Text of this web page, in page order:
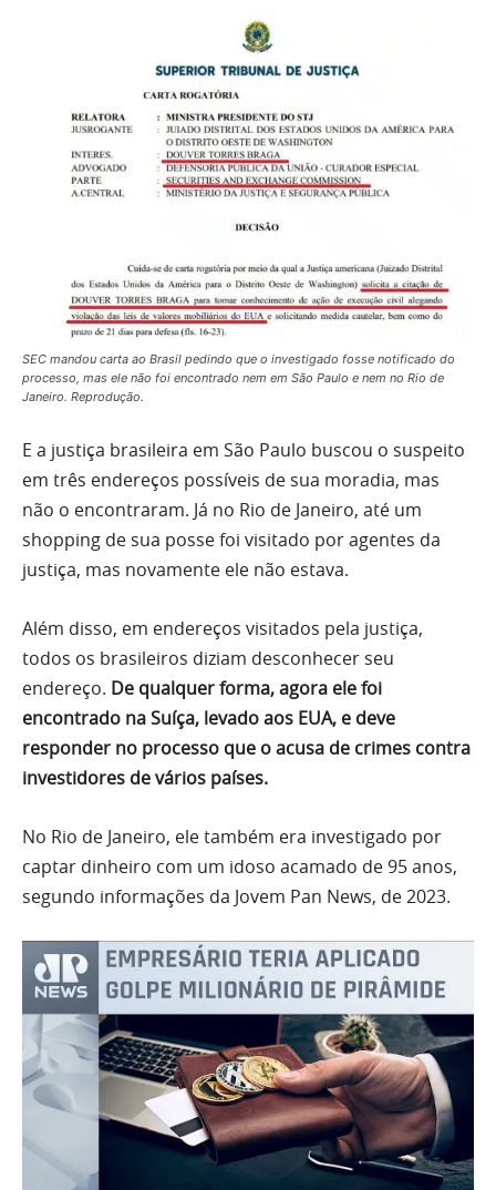
SEC mandou carta ao Brasil pedindo que o investigado fosse notificado do
processo, mas ele não foi encontrado nem em São Paulo e nem no Rio de
Janeiro. Reprodução.
E a justiça brasileira em São Paulo buscou o suspeito
em três endereços possíveis de sua moradia, mas
não o encontraram. Já no Rio de Janeiro, até um
shopping de sua posse foi visitado por agentes da
justiça, mas novamente ele não estava.
Além disso, em endereços visitados pela justiça,
todos os brasileiros diziam desconhecer seu
endereço. De qualquer forma, agora ele foi
encontrado na Suíça, levado aos EUA, e deve
responder no processo que o acusa de crimes contra
investidores de vários países.
No Rio de Janeiro, ele também era investigado por
captar dinheiro com um idoso acamado de 95 anos,
segundo informações da Jovem Pan News, de 2023.